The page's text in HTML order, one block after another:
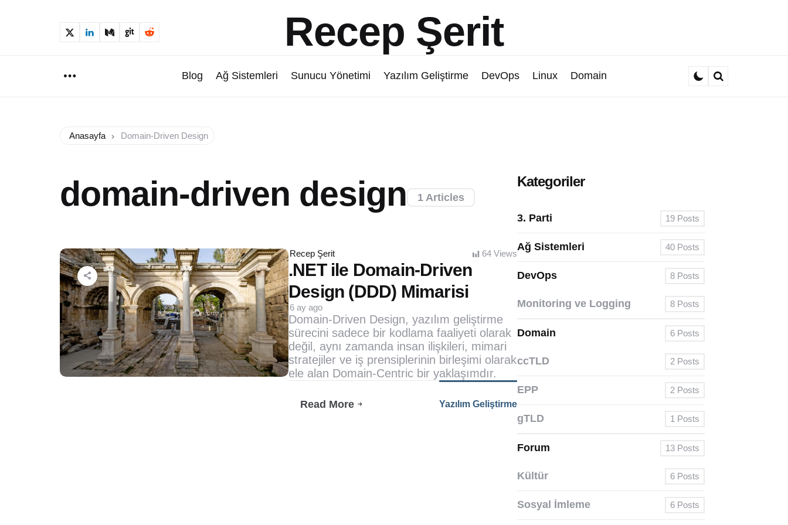
Recep Şerit
Blog Ağ Sistemleri Sunucu Yönetimi Yazılım Geliştirme DevOps Linux
Domain
Anasayfa Domain-Driven Design
1 Articles
domain-driven design
Posted
by
Recep Şerit 64 Views
.NET ile Domain-Driven
Design (DDD) Mimarisi
6 ay ago
Domain-Driven Design, yazılım geliştirme
sürecini sadece bir kodlama faaliyeti olarak
değil, aynı zamanda insan ilişkileri, mimari
stratejiler ve iş prensiplerinin birleşimi olarak
ele alan Domain-Centric bir yaklaşımdır.
Read More
.NET
Yazılım Geliştirme
Kategoriler
3. Parti 19 Posts
Ağ Sistemleri 40 Posts
DevOps 8 Posts
Monitoring ve Logging 8 Posts
Domain 6 Posts
ccTLD 2 Posts
EPP 2 Posts
gTLD 1 Posts
Forum 13 Posts
Kültür 6 Posts
Sosyal İmleme 6 Posts